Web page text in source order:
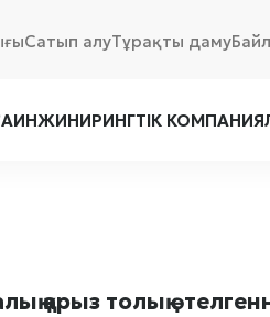
Сатып алуТұрақты даму
ИНЖИНИРИНГТІК
қарыз толық